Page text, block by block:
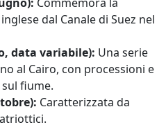
dal Canale di Suez nel
data variabile): Una serie
al Cairo, con processioni e
fiume.
Caratterizzata da